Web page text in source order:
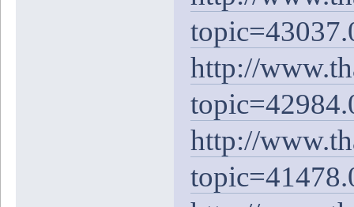
http://
http://